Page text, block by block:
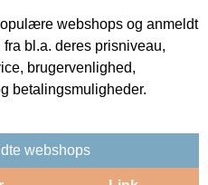
webshops og anmeldt
bl.a. deres prisniveau,
brugervenlighed,
betalingsmuligheder.
webshops